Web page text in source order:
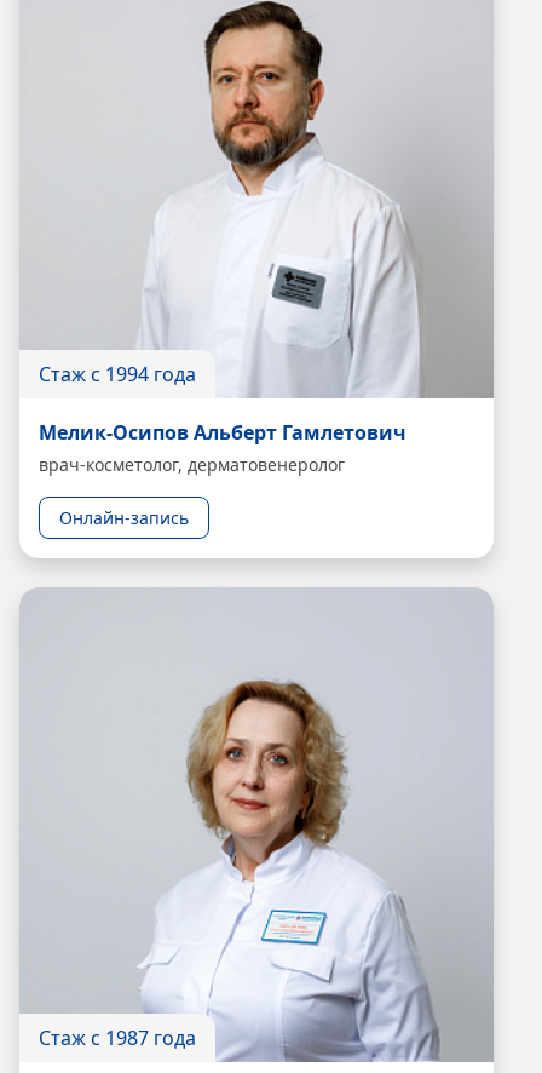
Стаж с 1994 года
Мелик-Осипов Альберт Гамлетович
врач-косметолог, дерматовенеролог
Онлайн-запись
Стаж с 1987 года